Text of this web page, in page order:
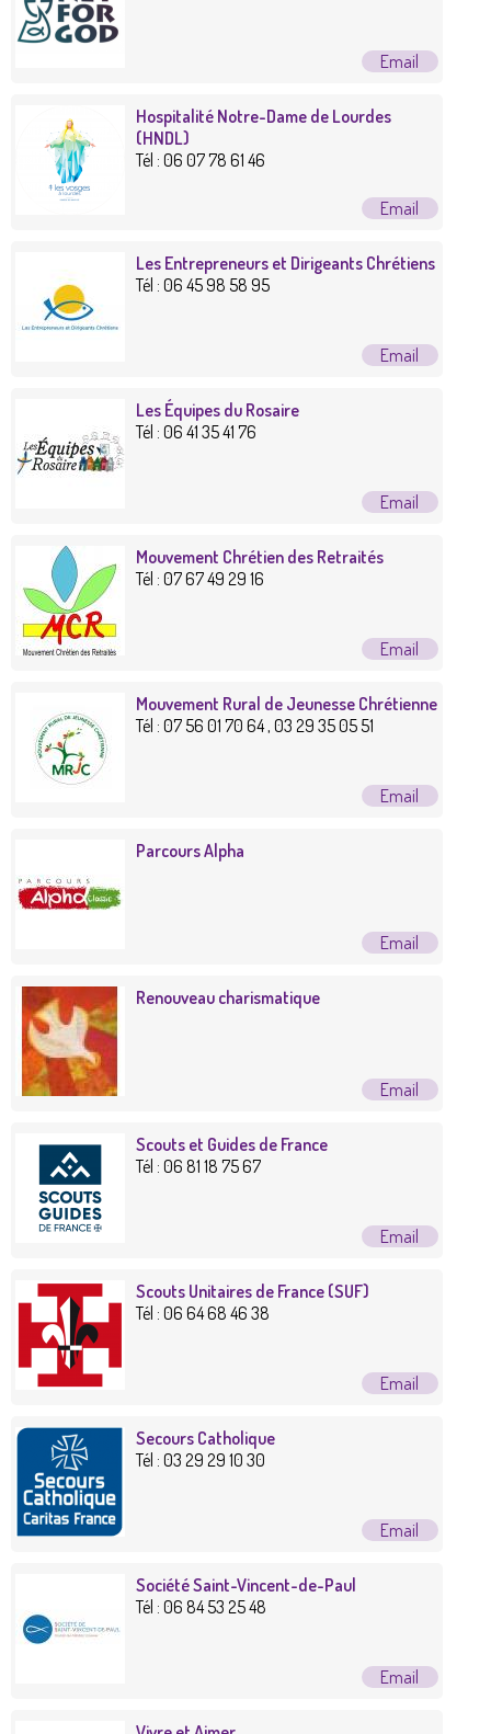
Hospitalité Notre-Dame de Lourdes
(HNDL)
Tél :06 07 78 61 46
Les Entrepreneurs et Dirigeants Chrétiens
Tél :06 45 98 58 95
Les Équipes du Rosaire
Tél :06 41 35 41 76
Mouvement Chrétien des Retraités
Tél :07 67 49 29 16
Mouvement Rural de Jeunesse Chrétienne
Tél :07 56 01 70 64 , 03 29 35 05 51
Parcours Alpha
Renouveau charismatique
Scouts et Guides de France
Tél :06 81 18 75 67
Scouts Unitaires de France (SUF)
Tél :06 64 68 46 38
Secours Catholique
Tél :03 29 29 10 30
Société Saint-Vincent-de-Paul
Tél :06 84 53 25 48